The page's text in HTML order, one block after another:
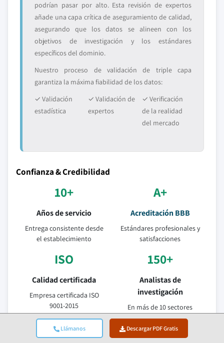
Llámanos Descargar PDF Gratis
podrían pasar por alto. Esta revisión de expertos
añade una capa crítica de aseguramiento de calidad,
asegurando que los datos se alineen con los
objetivos de investigación y los estándares
específicos del dominio.
Nuestro proceso de validación de triple capa
garantiza la máxima fiabilidad de los datos:
✓ Validación
estadística
✓ Validación de
expertos
✓ Verificación
de la realidad
del mercado
Confianza & Credibilidad
10+
Años de servicio
Entrega consistente desde
el establecimiento
A+
Acreditación BBB
Estándares profesionales y
satisfacciones
ISO
Calidad certificada
Empresa certificada ISO
9001-2015
150+
Analistas de
investigación
En más de 10 sectores
industriales
95%